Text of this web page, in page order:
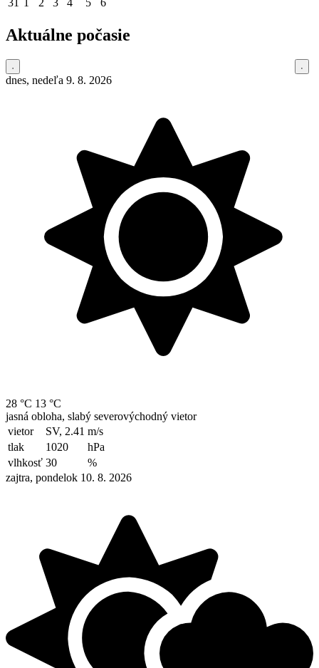
Aktuálne počasie
dnes, nedeľa 9. 8. 2026
28 °C 13 °C
jasná obloha, slabý severovýchodný vietor
vietor
SV, 2.41 m/s
tlak
1020
hPa
vlhkosť 30
%
zajtra, pondelok 10. 8. 2026